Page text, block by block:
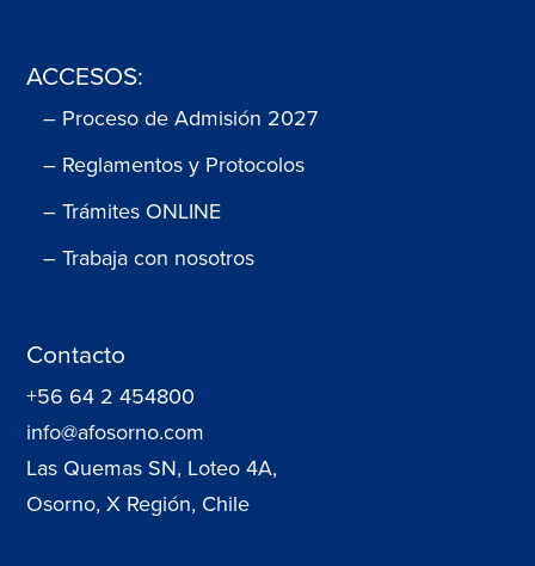
ACCESOS:
– Proceso de Admisión 2027
– Reglamentos y Protocolos
– Trámites ONLINE
– Trabaja con nosotros
Contacto
+56 64 2 454800
info@afosorno.com
Las Quemas SN, Loteo 4A,
Osorno, X Región, Chile